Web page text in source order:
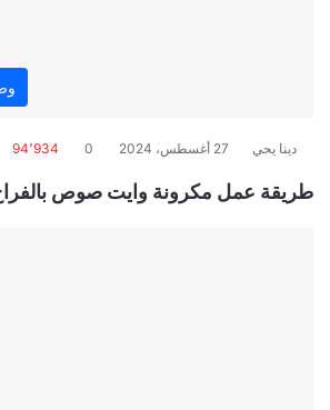
دينا يحي 27 أغسطس، 2024 0 94٬934
طريقة عمل مكرونة وايت صوص